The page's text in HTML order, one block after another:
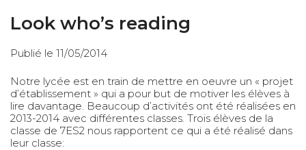
Look who’s reading
Publié le 11/05/2014
Notre lycée est en train de mettre en oeuvre un « projet
d’établissement » qui a pour but de motiver les élèves à
lire davantage. Beaucoup d’activités ont été réalisées en
2013-2014 avec différentes classes. Trois élèves de la
classe de 7ES2 nous rapportent ce qui a été réalisé dans
leur classe: